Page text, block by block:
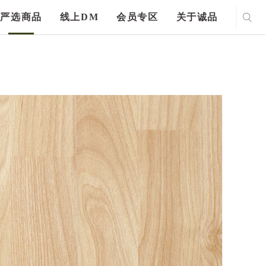
严选商品 线上DM 会员专区 关于诚品